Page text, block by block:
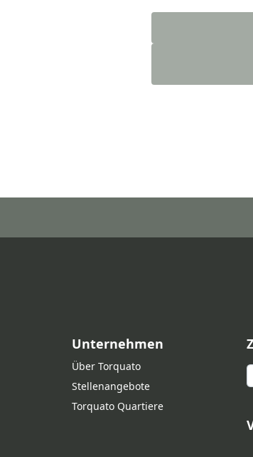
Unternehmen
Über Torquato
Stellenangebote
Torquato Quartiere